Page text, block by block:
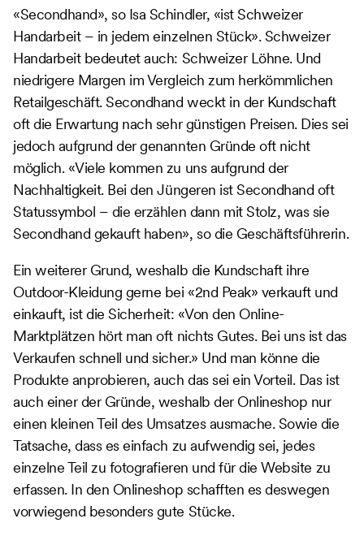
«Secondhand», so Isa Schindler, «ist Schweizer
Handarbeit – in jedem einzelnen Stück». Schweizer
Handarbeit bedeutet auch: Schweizer Löhne. Und
niedrigere Margen im Vergleich zum herkömmlichen
Retailgeschäft. Secondhand weckt in der Kundschaft
oft die Erwartung nach sehr günstigen Preisen. Dies sei
jedoch aufgrund der genannten Gründe oft nicht
möglich. «Viele kommen zu uns aufgrund der
Nachhaltigkeit. Bei den Jüngeren ist Secondhand oft
Statussymbol – die erzählen dann mit Stolz, was sie
Secondhand gekauft haben», so die Geschäftsführerin.
Ein weiterer Grund, weshalb die Kundschaft ihre
Outdoor-Kleidung gerne bei «2nd Peak» verkauft und
einkauft, ist die Sicherheit: «Von den Online-
Marktplätzen hört man oft nichts Gutes. Bei uns ist das
Verkaufen schnell und sicher.» Und man könne die
Produkte anprobieren, auch das sei ein Vorteil. Das ist
auch einer der Gründe, weshalb der Onlineshop nur
einen kleinen Teil des Umsatzes ausmache. Sowie die
Tatsache, dass es einfach zu aufwendig sei, jedes
einzelne Teil zu fotografieren und für die Website zu
erfassen. In den Onlineshop schafften es deswegen
vorwiegend besonders gute Stücke.